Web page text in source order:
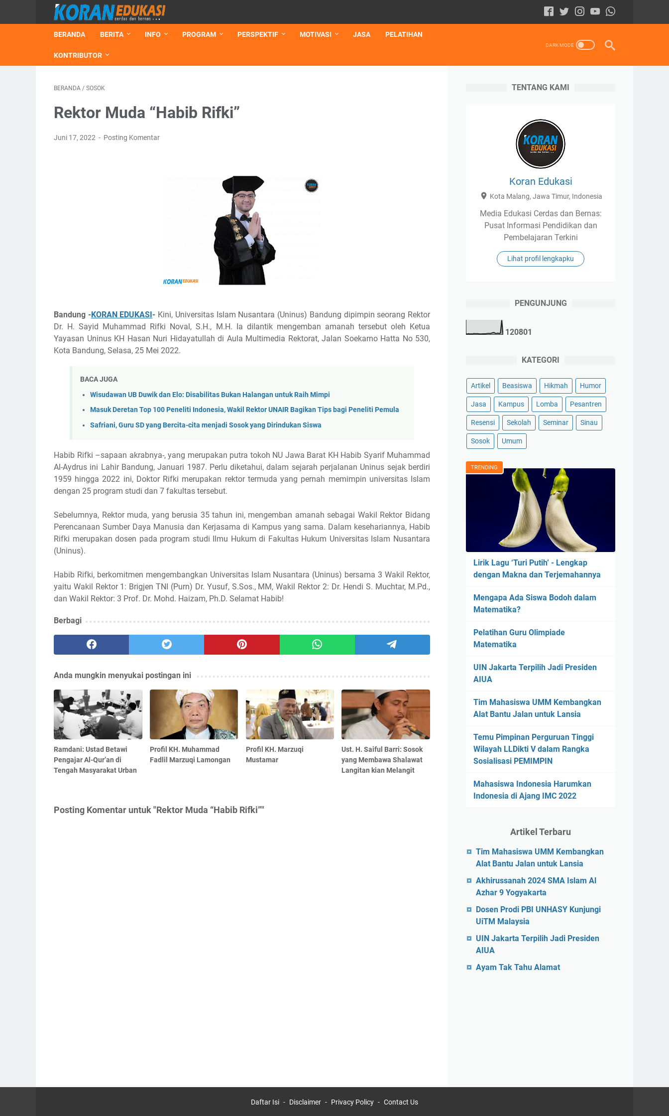
BERANDA BERITA INFO PROGRAM PERSPEKTIF MOTIVASI JASA PELATIHAN
KONTRIBUTOR
BERANDA / SOSOK
Rektor Muda “Habib Rifki”
Juni 17, 2022 Posting Komentar
Bandung -KORAN EDUKASI- Kini, Universitas Islam Nusantara (Uninus) Bandung dipimpin seorang Rektor
Dr. H. Sayid Muhammad Rifki Noval, S.H., M.H. Ia dilantik mengemban amanah tersebut oleh Ketua
Yayasan Uninus KH Hasan Nuri Hidayatullah di Aula Multimedia Rektorat, Jalan Soekarno Hatta No 530,
Kota Bandung, Selasa, 25 Mei 2022.
BACA JUGA
Wisudawan UB Duwik dan Elo: Disabilitas Bukan Halangan untuk Raih Mimpi
Masuk Deretan Top 100 Peneliti Indonesia, Wakil Rektor UNAIR Bagikan Tips bagi Peneliti Pemula
Safriani, Guru SD yang Bercita-cita menjadi Sosok yang Dirindukan Siswa
Habib Rifki –sapaan akrabnya-, yang merupakan putra tokoh NU Jawa Barat KH Habib Syarif Muhammad
Al-Aydrus ini Lahir Bandung, Januari 1987. Perlu diketahui, dalam sejarah perjalanan Uninus sejak berdiri
1959 hingga 2022 ini, Doktor Rifki merupakan rektor termuda yang pernah memimpin universitas Islam
dengan 25 program studi dan 7 fakultas tersebut.
Sebelumnya, Rektor muda, yang berusia 35 tahun ini, mengemban amanah sebagai Wakil Rektor Bidang
Perencanaan Sumber Daya Manusia dan Kerjasama di Kampus yang sama. Dalam kesehariannya, Habib
Rifki merupakan dosen pada program studi Ilmu Hukum di Fakultas Hukum Universitas Islam Nusantara
(Uninus).
Habib Rifki, berkomitmen mengembangkan Universitas Islam Nusantara (Uninus) bersama 3 Wakil Rektor,
yaitu Wakil Rektor 1: Brigjen TNI (Purn) Dr. Yusuf, S.Sos., MM, Wakil Rektor 2: Dr. Hendi S. Muchtar, M.Pd.,
dan Wakil Rektor: 3 Prof. Dr. Mohd. Haizam, Ph.D. Selamat Habib!
Berbagi
Anda mungkin menyukai postingan ini
Ramdani: Ustad Betawi
Pengajar Al-Qur’an di
Tengah Masyarakat Urban
Profil KH. Muhammad
Fadlil Marzuqi Lamongan
Profil KH. Marzuqi
Mustamar
Ust. H. Saiful Barri: Sosok
yang Membawa Shalawat
Langitan kian Melangit
Posting Komentar untuk "Rektor Muda “Habib Rifki”"
TENTANG KAMI
Koran Edukasi
Kota Malang, Jawa Timur, Indonesia
Media Edukasi Cerdas dan Bernas:
Pusat Informasi Pendidikan dan
Pembelajaran Terkini
Lihat profil lengkapku
PENGUNJUNG
120801
KATEGORI
Artikel Beasiswa Hikmah Humor
Jasa Kampus Lomba Pesantren
Resensi Sekolah Seminar Sinau
Sosok Umum
TRENDING
Lirik Lagu ‘Turi Putih’ - Lengkap
dengan Makna dan Terjemahannya
Mengapa Ada Siswa Bodoh dalam
Matematika?
Pelatihan Guru Olimpiade
Matematika
UIN Jakarta Terpilih Jadi Presiden
AIUA
Tim Mahasiswa UMM Kembangkan
Alat Bantu Jalan untuk Lansia
Temu Pimpinan Perguruan Tinggi
Wilayah LLDikti V dalam Rangka
Sosialisasi PEMIMPIN
Mahasiswa Indonesia Harumkan
Indonesia di Ajang IMC 2022
Artikel Terbaru
Tim Mahasiswa UMM Kembangkan
Alat Bantu Jalan untuk Lansia
Akhirussanah 2024 SMA Islam Al
Azhar 9 Yogyakarta
Dosen Prodi PBI UNHASY Kunjungi
UiTM Malaysia
UIN Jakarta Terpilih Jadi Presiden
AIUA
Ayam Tak Tahu Alamat
Daftar Isi Disclaimer Privacy Policy Contact Us